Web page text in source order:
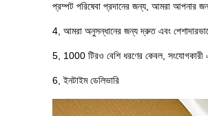
প্রম্পট পরিষেবা প্রদানের জন্য, আমরা আপনার
4, আমরা অনুসন্ধানের জন্য দ্রুত এবং
5, 1000 টিরও বেশি ধরণের কেবল, সংযোগকারী
6, ইনটাইম ডেলিভারি